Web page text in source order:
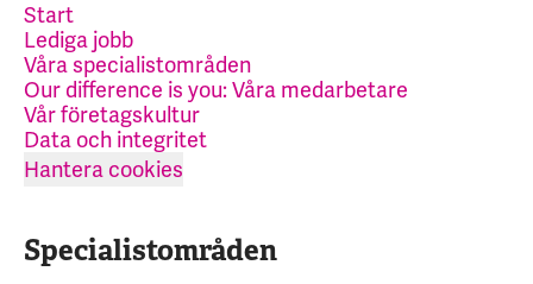
Start
Lediga jobb
Våra specialistområden
Our difference is you: Våra medarbetare
Vår företagskultur
Data och integritet
Hantera cookies
Specialistområden